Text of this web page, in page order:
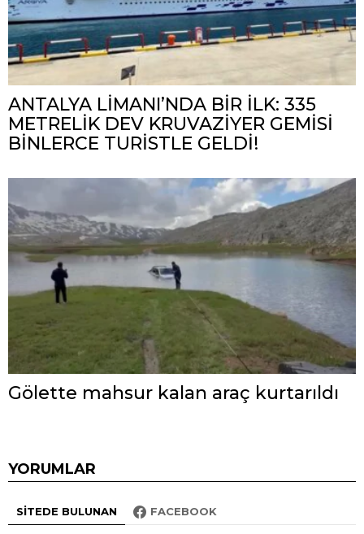
ANTALYA LİMANI’NDA BİR İLK: 335
METRELİK DEV KRUVAZİYER GEMİSİ
BİNLERCE TURİSTLE GELDİ!
Gölette mahsur kalan araç kurtarıldı
YORUMLAR
SITEDE BULUNAN FACEBOOK